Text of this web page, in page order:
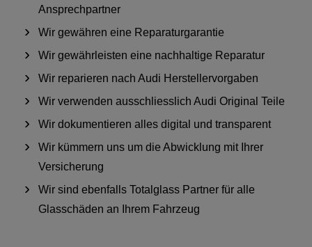
Ansprechpartner
Wir gewähren eine Reparaturgarantie
Wir gewährleisten eine nachhaltige Reparatur
Wir reparieren nach Audi Herstellervorgaben
Wir verwenden ausschliesslich Audi Original Teile
Wir dokumentieren alles digital und transparent
Wir kümmern uns um die Abwicklung mit Ihrer
Versicherung
Wir sind ebenfalls Totalglass Partner für alle
Glasschäden an Ihrem Fahrzeug